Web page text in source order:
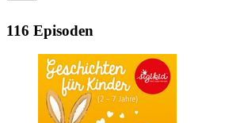
116 Episoden